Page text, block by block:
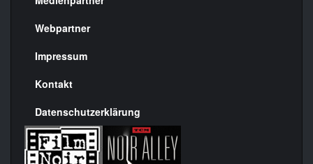
Menülinks
rechte
Seite
Webpartner
Impressum
Kontakt
Datenschutzerklärung